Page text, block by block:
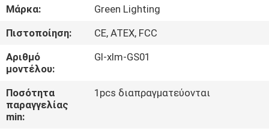
ΓΎΡΟΣ
ΕΡΓΟΣΤΑΣΊΩΝ
ΠΟΙΟΤΙΚΌΣ
ΈΛΕΓΧΟΣ
Μάρκα:
Green Lighting
Πιστοποίηση:
CE, ATEX, FCC
Αριθμό
μοντέλου:
Gl-xlm-GS01
Ποσότητα
παραγγελίας
min:
1pcs διαπραγματεύονται